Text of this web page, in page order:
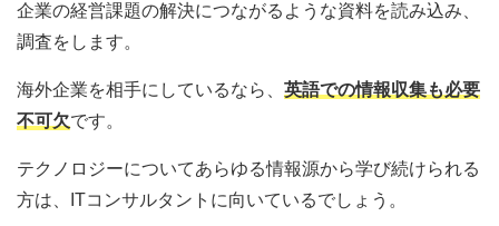
企業の経営課題の解決につながるような資料を読み込み、
調査をします。
海外企業を相手にしているなら、 英語での情報収集も必要
不可欠です。
テクノロジーについてあらゆる情報源から学び続けられる
方は、ITコンサルタントに向いているでしょう。